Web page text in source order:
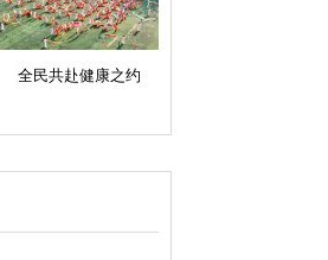
全民共赴健康之约